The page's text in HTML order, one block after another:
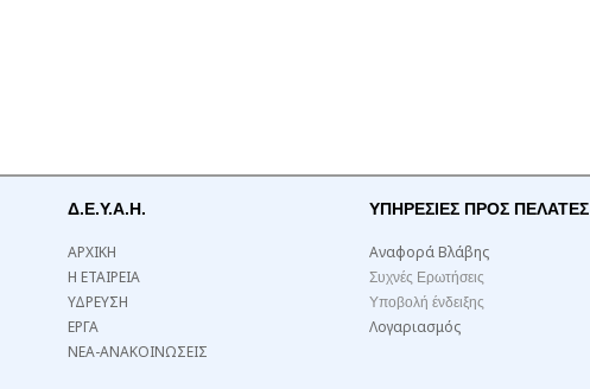
Δ.Ε.Υ.Α.Η.
ΑΡΧΙΚΗ
Η ΕΤΑΙΡΕΙΑ
ΥΔΡΕΥΣΗ
ΕΡΓΑ
ΝΕΑ-ΑΝΑΚΟΙΝΩΣΕΙΣ
ΥΠΗΡΕΣΙΕΣ ΠΡΟΣ ΠΕΛΑΤΕΣ
Αναφορά Βλάβης
Συχνές Ερωτήσεις
Υποβολή ένδειξης
Λογαριασμός